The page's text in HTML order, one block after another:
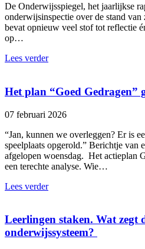
De Onderwijsspiegel, het jaarlijkse
onderwijsinspectie over de stand
bevat opnieuw veel stof tot reflectie
op…
Lees verder
Het plan “Goed Gedragen”
07 februari 2026
“Jan, kunnen we overleggen? Er is
speelplaats opgerold.” Berichtje van
afgelopen woensdag. Het actieplan
een terechte analyse. Wie…
Lees verder
Leerlingen staken. Wat zegt
onderwijssysteem?